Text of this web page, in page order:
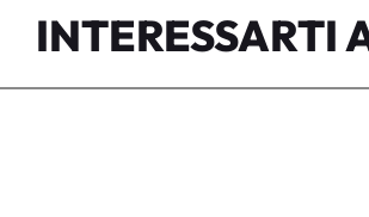
INTERESSARTI